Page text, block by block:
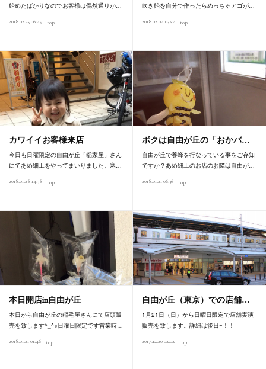
始めたばかりなのでお客様は偶然通りか…
2018.02.25 06:49 top
吹き飴を自分で作ったらめっちゃアゴが…
2018.02.04 03:57 top
カワイイお客様来店
今日も日曜限定の自由が丘「稲家屋」さん
にてあめ細工をやってまいりました。寒…
2018.01.28 14:38 top
ボクは自由が丘の「おかバ…
自由が丘で養蜂を行なっている事をご存知
ですか？あめ細工のお店のお隣は自由が…
2018.01.21 06:36 top
本日開店in自由が丘
本日から自由が丘の稲毛屋さんにて店頭販
売を致します^_^※日曜日限定です営業時…
2018.01.21 01:46 top
自由が丘（東京）での店舗…
1月21日（日）から日曜日限定で店舗実演
販売を致します。詳細は後日~！！
2017.12.20 02:02 top